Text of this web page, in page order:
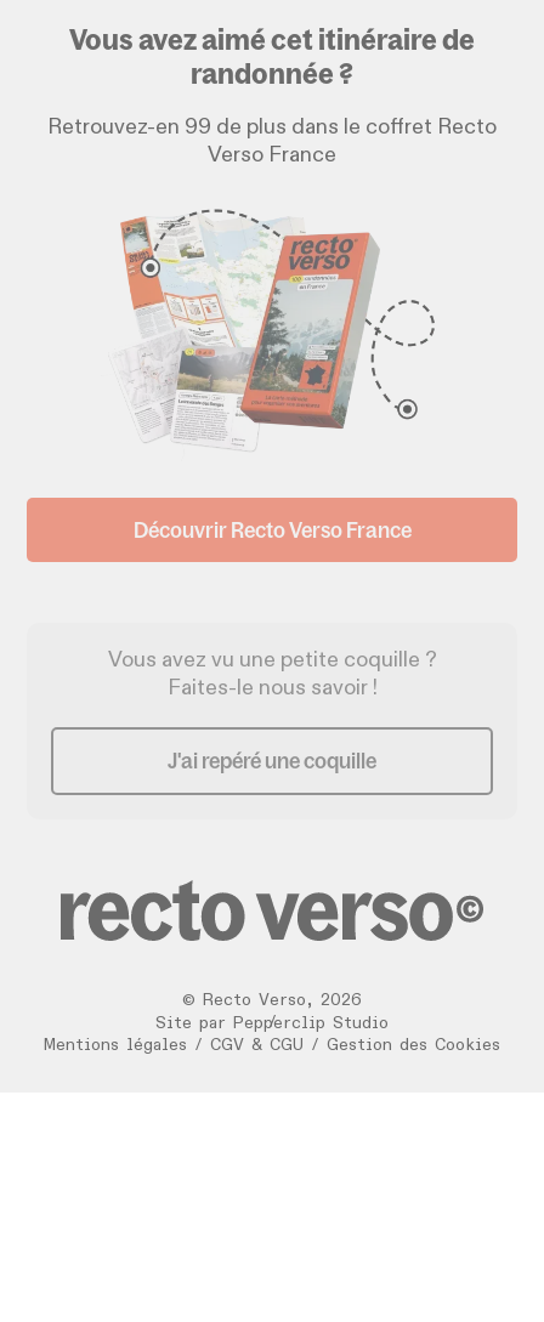
Vous avez aimé cet itinéraire de
randonnée ?
Retrouvez-en 99 de plus dans le coffret Recto
Verso France
Découvrir Recto Verso France
Vous avez vu une petite coquille ?
Faites-le nous savoir !
J'ai repéré une coquille
© Recto Verso , 2026
/
Site par
Pepperclip Studio
Mentions légales / CGV & CGU / Gestion des Cookies